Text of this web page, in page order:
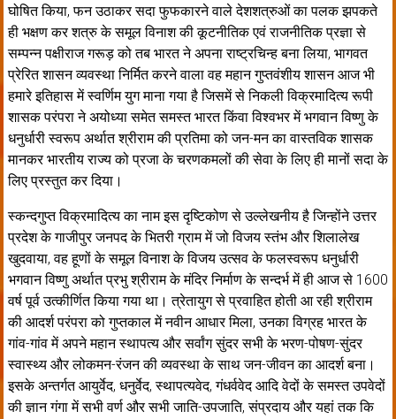
घोषित किया, फन उठाकर सदा फुफकारने वाले देशशत्रुओं का पलक झपकते
ही भक्षण कर शत्रु के समूल विनाश की कूटनीतिक एवं राजनीतिक प्रज्ञा से
सम्पन्न पक्षीराज गरूड़ को तब भारत ने अपना राष्ट्रचिन्ह बना लिया, भागवत
प्रेरित शासन व्यवस्था निर्मित करने वाला वह महान गुप्तवंशीय शासन आज भी
हमारे इतिहास में स्वर्णिम युग माना गया है जिसमें से निकली विक्रमादित्य रूपी
शासक परंपरा ने अयोध्या समेत समस्त भारत किंवा विश्वभर में भगवान विष्णु के
धनुर्धारी स्वरूप अर्थात श्रीराम की प्रतिमा को जन-मन का वास्तविक शासक
मानकर भारतीय राज्य को प्रजा के चरणकमलों की सेवा के लिए ही मानों सदा के
लिए प्रस्तुत कर दिया।
स्कन्दगुप्त विक्रमादित्य का नाम इस दृष्टिकोण से उल्लेखनीय है जिन्होंने उत्तर
प्रदेश के गाजीपुर जनपद के भितरी ग्राम में जो विजय स्तंभ और शिलालेख
खुदवाया, वह हूणों के समूल विनाश के विजय उत्सव के फलस्वरूप धनुर्धारी
भगवान विष्णु अर्थात प्रभु श्रीराम के मंदिर निर्माण के सन्दर्भ में ही आज से 1600
वर्ष पूर्व उत्कीर्णित किया गया था। त्रेतायुग से प्रवाहित होती आ रही श्रीराम
की आदर्श परंपरा को गुप्तकाल में नवीन आधार मिला, उनका विग्रह भारत के
गांव-गांव में अपने महान स्थापत्य और सर्वांग सुंदर सभी के भरण-पोषण-सुंदर
स्वास्थ्य और लोकमन-रंजन की व्यवस्था के साथ जन-जीवन का आदर्श बना।
इसके अन्तर्गत आयुर्वेद, धनुर्वेद, स्थापत्यवेद, गंधर्ववेद आदि वेदों के समस्त उपवेदों
की ज्ञान गंगा में सभी वर्ण और सभी जाति-उपजाति, संप्रदाय और यहां तक कि